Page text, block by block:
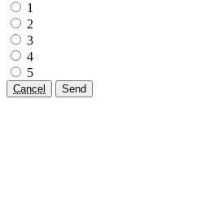
1
2
3
4
5
Cancel Send